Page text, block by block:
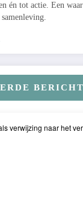
én tot actie. Een